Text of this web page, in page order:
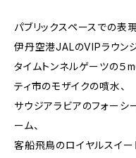
パブリックスペースでの表
伊丹空港JALのVIPラウン
タイムトンネルゲーツの５
ティ市のモザイクの噴水、
サウジアラビアのフォーシ
ーム、
客船飛鳥のロイヤルスイー